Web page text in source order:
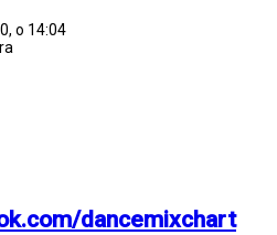
o 14:04
dancemixchart